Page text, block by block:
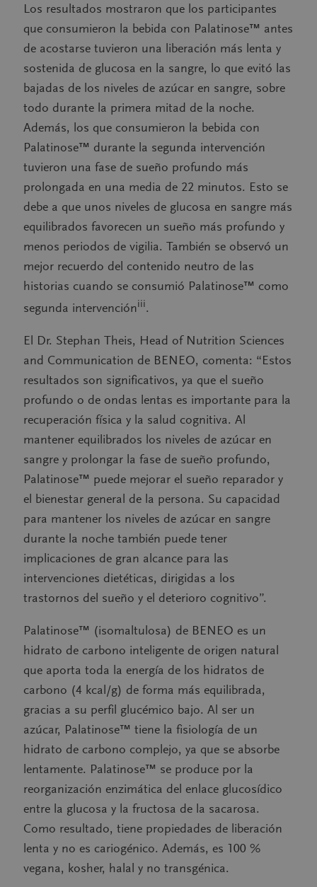
Los resultados mostraron que los participantes
que consumieron la bebida con Palatinose™ antes
de acostarse tuvieron una liberación más lenta y
sostenida de glucosa en la sangre, lo que evitó las
bajadas de los niveles de azúcar en sangre, sobre
todo durante la primera mitad de la noche.
Además, los que consumieron la bebida con
Palatinose™ durante la segunda intervención
tuvieron una fase de sueño profundo más
prolongada en una media de 22 minutos. Esto se
debe a que unos niveles de glucosa en sangre más
equilibrados favorecen un sueño más profundo y
menos periodos de vigilia. También se observó un
mejor recuerdo del contenido neutro de las
historias cuando se consumió Palatinose™ como
segunda intervencióniii.
El Dr. Stephan Theis, Head of Nutrition Sciences
and Communication de BENEO, comenta: “Estos
resultados son significativos, ya que el sueño
profundo o de ondas lentas es importante para la
recuperación física y la salud cognitiva. Al
mantener equilibrados los niveles de azúcar en
sangre y prolongar la fase de sueño profundo,
Palatinose™ puede mejorar el sueño reparador y
el bienestar general de la persona. Su capacidad
para mantener los niveles de azúcar en sangre
durante la noche también puede tener
implicaciones de gran alcance para las
intervenciones dietéticas, dirigidas a los
trastornos del sueño y el deterioro cognitivo”.
Palatinose™ (isomaltulosa) de BENEO es un
hidrato de carbono inteligente de origen natural
que aporta toda la energía de los hidratos de
carbono (4 kcal/g) de forma más equilibrada,
gracias a su perfil glucémico bajo. Al ser un
azúcar, Palatinose™ tiene la fisiología de un
hidrato de carbono complejo, ya que se absorbe
lentamente. Palatinose™ se produce por la
reorganización enzimática del enlace glucosídico
entre la glucosa y la fructosa de la sacarosa.
Como resultado, tiene propiedades de liberación
lenta y no es cariogénico. Además, es 100 %
vegana, kosher, halal y no transgénica.